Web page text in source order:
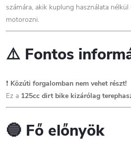
számára, akik kuplung használata
motorozni.
⚠️ Fontos
❗ Közúti forgalomban nem vehet részt!
Ez a 125cc dirt bike kizárólag
🔵 Fő előnyök